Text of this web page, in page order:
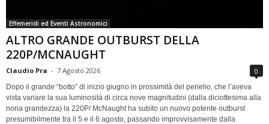
Effemeridi ed Eventi Astronomici
ALTRO GRANDE OUTBURST DELLA
220P/MCNAUGHT
Claudio Pra - 7 Agosto 2026 0
Dopo il grande “botto” di inizio giugno in prossimità del perielio, che l’aveva
vista variare la sua luminosità di circa nove magnitudini (dalla diciottesima alla
nona grandezza) la 220P/ McNaught ha subìto un nuovo potente outburst
presumibilmente tra il 5 e il 6 agosto, passando improvvisamente dalla